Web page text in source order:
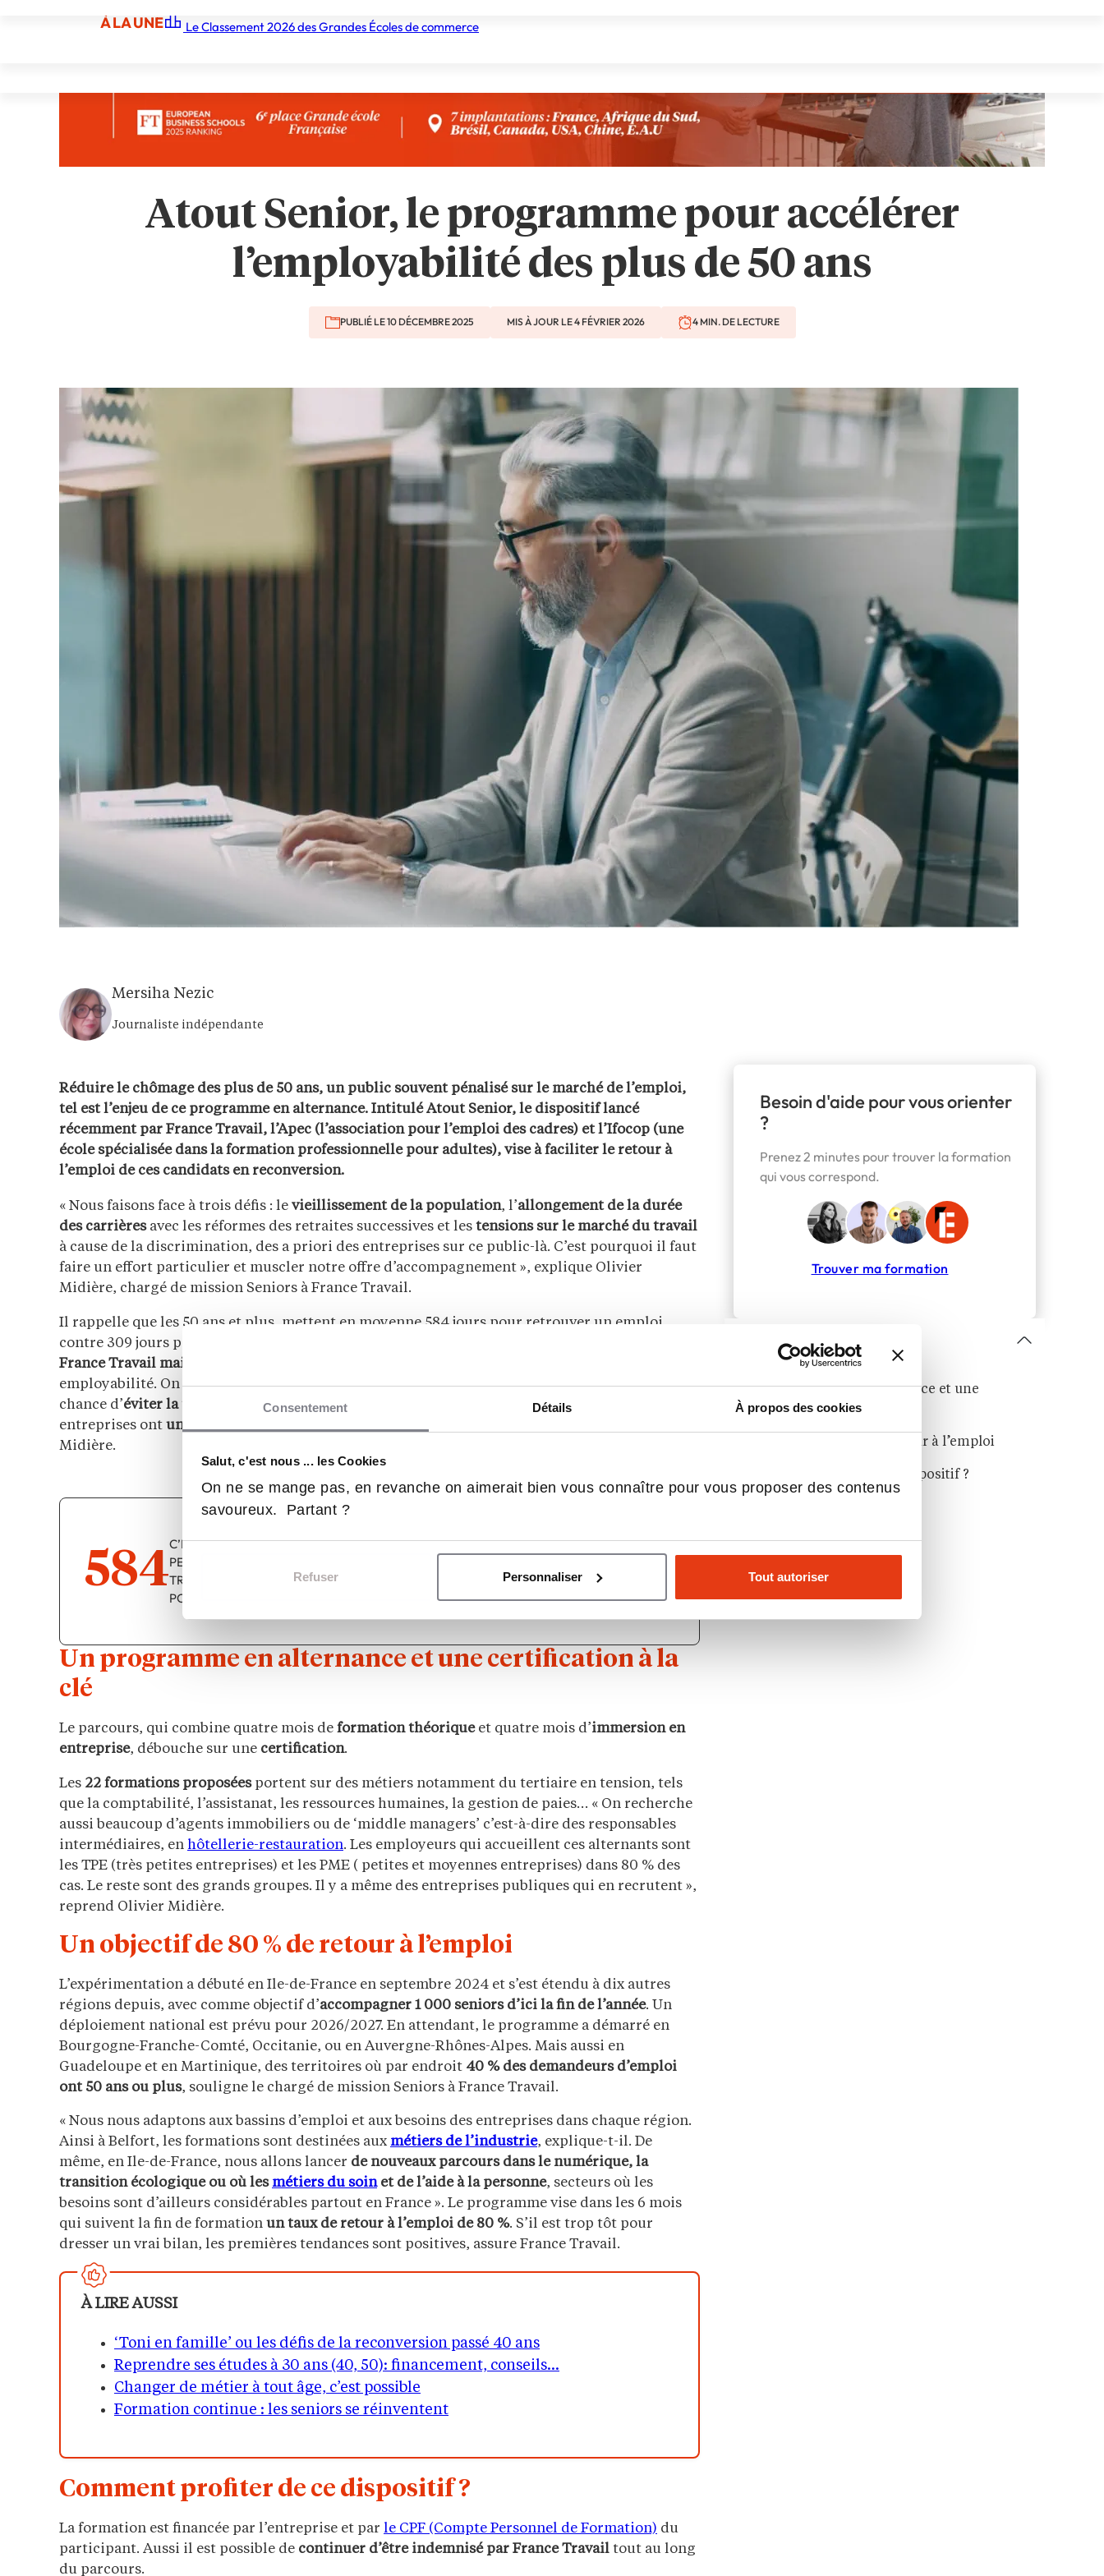
Consentement Détails À propos des cookies
Salut, c'est nous ... les Cookies
On ne se mange pas, en revanche on aimerait bien vous connaître pour vous proposer des contenus
savoureux. Partant ?
Refuser Personnaliser Tout autoriser
À LA UNE Le Classement 2026 des Grandes Écoles de commerce
Atout Senior, le programme pour accélérer
l’employabilité des plus de 50 ans
PUBLIÉ LE 10 DÉCEMBRE 2025 MIS À JOUR LE 4 FÉVRIER 2026 4 MIN. DE LECTURE
Mersiha Nezic
Journaliste indépendante
Réduire le chômage des plus de 50 ans, un public souvent pénalisé sur le marché de l’emploi,
tel est l’enjeu de ce programme en alternance. Intitulé Atout Senior, le dispositif lancé
récemment par France Travail, l’Apec (l’association pour l’emploi des cadres) et l’Ifocop (une
école spécialisée dans la formation professionnelle pour adultes), vise à faciliter le retour à
l’emploi de ces candidats en reconversion.
« Nous faisons face à trois défis : le vieillissement de la population, l’allongement de la durée
des carrièresavec les réformes des retraites successives et les tensions sur le marché du travail
à cause de la discrimination, des a priori des entreprises sur ce public-là. C’est pourquoi il faut
faire un effort particulier et muscler notre offre d’accompagnement », explique Olivier
Midière, chargé de mission Seniors à France Travail.
Il rappelle que les 50 ans et plus, mettent en moyenne 584 jours pour retrouver un emploi,
contre 309 jours pour une personne de moins de 50 ans. Ils constituent
France Travail mais seulement 16 % des entrées en formation
employabilité. On s’est dit qu’il fallait absolument redonner à ces demandeurs d’emploi une
chance d’éviter la trappe du chômage de longue durée
. Et de se former dans des secteurs où les
entreprises ont une forte demande de recrutement
Midière.
584
C’EST LE NOMBRE DE JOURS QUE MET UNE
PERSONNE DE PLUS DE 50 ANS POUR
TROUVER DU TRAVAIL (CONTRE 309 JOURS
POUR UNE PERSONNE PLUS JEUNE).
Un programme en alternance et une certification à la
clé
Le parcours, qui combine quatre mois de formation théoriqueet quatre mois d’immersion en
entreprise, débouche sur une certification.
Les 22 formations proposéesportent sur des métiers notamment du tertiaire en tension, tels
que la comptabilité, l’assistanat, les ressources humaines, la gestion de paies… « On recherche
aussi beaucoup d’agents immobiliers ou de ‘middle managers’ c’est-à-dire des responsables
intermédiaires, en hôtellerie-restauration. Les employeurs qui accueillent ces alternants sont
les TPE (très petites entreprises) et les PME ( petites et moyennes entreprises) dans 80 % des
cas. Le reste sont des grands groupes. Il y a même des entreprises publiques qui en recrutent »,
reprend Olivier Midière.
Un objectif de 80 % de retour à l’emploi
L’expérimentation a débuté en Ile-de-France en septembre 2024 et s’est étendu à dix autres
régions depuis, avec comme objectif d’accompagner 1 000 seniors d’ici la fin de l’année. Un
déploiement national est prévu pour 2026/2027. En attendant, le programme a démarré en
Bourgogne-Franche-Comté, Occitanie, ou en Auvergne-Rhônes-Alpes. Mais aussi en
Guadeloupe et en Martinique, des territoires où par endroit 40 % des demandeurs d’emploi
ont 50 ans ou plus, souligne le chargé de mission Seniors à France Travail.
« Nous nous adaptons aux bassins d’emploi et aux besoins des entreprises dans chaque région.
Ainsi à Belfort, les formations sont destinées aux métiers de l’industrie, explique-t-il. De
même, en Ile-de-France, nous allons lancer de nouveaux parcours dans le numérique, la
transition écologique ou où lesmétiers du soinet de l’aide à la personne, secteurs où les
besoins sont d’ailleurs considérables partout en France ». Le programme vise dans les 6 mois
qui suivent la fin de formation un taux de retour à l’emploi de 80 %. S’il est trop tôt pour
dresser un vrai bilan, les premières tendances sont positives, assure France Travail.
À LIRE AUSSI
‘Toni en famille’ ou les défis de la reconversion passé 40 ans
Reprendre ses études à 30 ans (40, 50): financement, conseils…
Changer de métier à tout âge, c’est possible
Formation continue : les seniors se réinventent
Comment profiter de ce dispositif ?
La formation est financée par l’entreprise et par le CPF (Compte Personnel de Formation) du
participant. Aussi il est possible de continuer d’être indemnisé par France Travail tout au long
du parcours.
Besoin d'aide pour vous orienter
?
Prenez 2 minutes pour trouver la formation
qui vous correspond.
Trouver ma formation
Sommaire
Un programme en alternance et une
certification à la clé
Un objectif de 80 % de retour à l’emploi
Comment profiter de ce dispositif ?